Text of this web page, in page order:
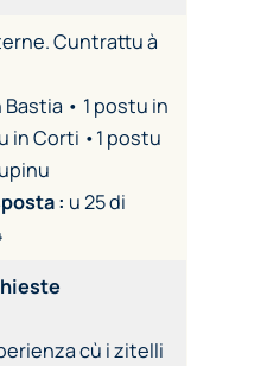
Cuntrattu à
Bastia • 1 postu in
in Corti •1 postu
: u 25 di
cù i zitelli